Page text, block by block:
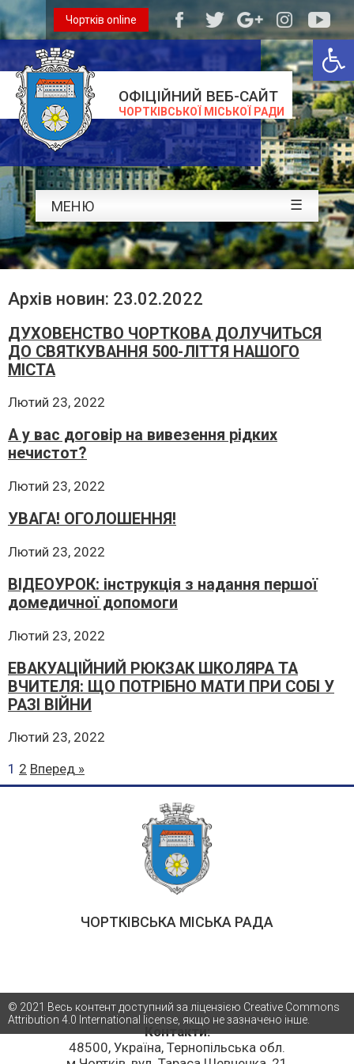
ОФІЦІЙНИЙ ВЕБ-САЙТ
ЧОРТКІВСЬКОЇ МІСЬКОЇ РАДИ
Чортків online
МЕНЮ ☰
Архів новин: 23.02.2022
ДУХОВЕНСТВО ЧОРТКОВА ДОЛУЧИТЬСЯ
ДО СВЯТКУВАННЯ 500-ЛІТТЯ НАШОГО
МІСТА
Лютий 23, 2022
А у вас договір на вивезення рідких
нечистот?
Лютий 23, 2022
УВАГА! ОГОЛОШЕННЯ!
Лютий 23, 2022
ВІДЕОУРОК: інструкція з надання першої
домедичної допомоги
Лютий 23, 2022
ЕВАКУАЦІЙНИЙ РЮКЗАК ШКОЛЯРА ТА
ВЧИТЕЛЯ: ЩО ПОТРІБНО МАТИ ПРИ СОБІ У
РАЗІ ВІЙНИ
Лютий 23, 2022
1 2 Вперед »
ЧОРТКІВСЬКА МІСЬКА РАДА
Контакти:
48500, Україна, Тернопільська обл.
© 2021 Весь контент доступний за ліцензією Creative Commons
Attribution 4.0 International license, якщо не зазначено інше.